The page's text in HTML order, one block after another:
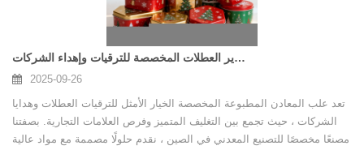
صناديق قصدير العطلات المخصصة للترقيات وإهداء الشركات
2025-09-26
تعد علب المعادن المطبوعة المخصصة الخيار الأمثل للترقيات العطلات وهدايا
الشركات ، حيث تجمع بين التغليف المتميز وفرص العلامات التجارية. بصفتنا
مصنعًا مخصصًا للتصنيع المعدني في الصين ، نقدم حلولًا مصممة مع مواد عالية